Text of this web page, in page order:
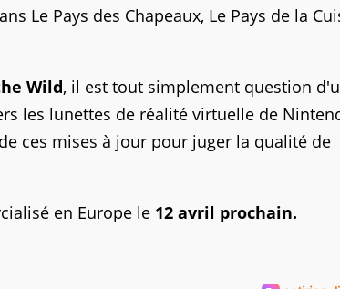
Le Pays des Chapeaux, Le Pays de la
Wild, il est tout simplement question
les lunettes de réalité virtuelle de
ces mises à jour pour juger la qualité de
en Europe le 12 avril prochain.